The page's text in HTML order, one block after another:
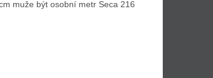
muže být osobní metr Seca 216